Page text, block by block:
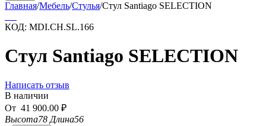
Главная/Мебель/Стулья/Стул Santiago SELECTION
КОД: MDI.CH.SL.166
Стул Santiago SELECTION
Написать отзыв
В наличии
От 41 900.00 ₽
Высота78 Длина56